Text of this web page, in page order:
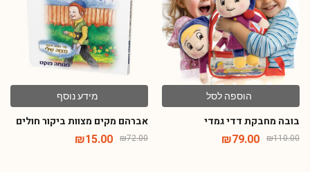
הוספה לסל
בובה מחבקת דדי גמדי
₪110.00
₪79.00
מידע נוסף
אברהם מקים מצוות ביקור חולים
₪72.00
₪15.00